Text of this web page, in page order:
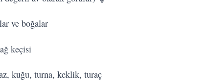
ve boğalar
keçisi
kuğu, turna, keklik, turaç